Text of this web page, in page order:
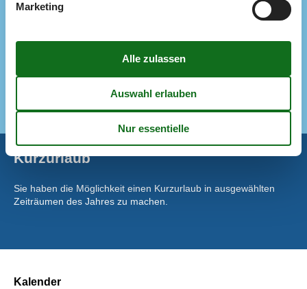
Mikrowelle
Wellness
Sauna (beheizt, Innenbereich)
Spa (Innenbereich, 2 Personen)
Kurzurlaub
Sie haben die Möglichkeit einen Kurzurlaub in ausgewählten
Zeiträumen des Jahres zu machen.
Kalender
Marketing